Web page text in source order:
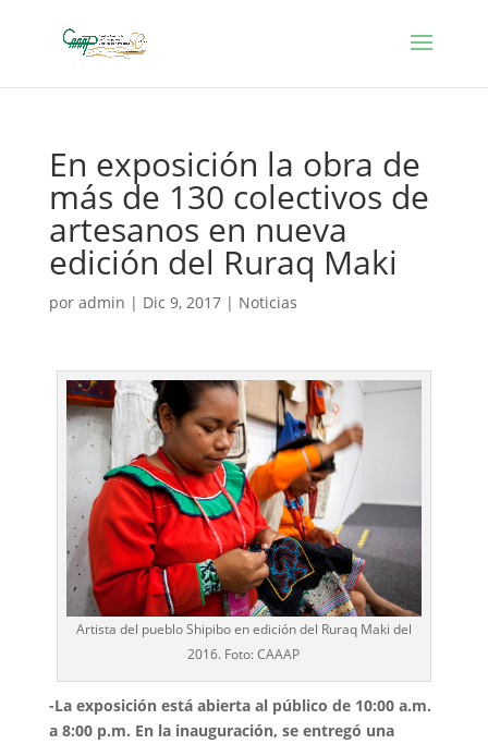
En exposición la obra de
más de 130 colectivos de
artesanos en nueva
edición del Ruraq Maki
por admin | Dic 9, 2017| Noticias
Artista del pueblo Shipibo en edición del Ruraq Maki del
2016. Foto: CAAAP
-La exposición está abierta al público de 10:00 a.m.
a 8:00 p.m. En la inauguración, se entregó una